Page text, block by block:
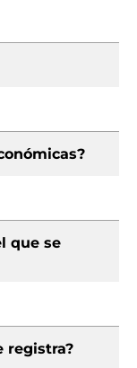
que se
registra?